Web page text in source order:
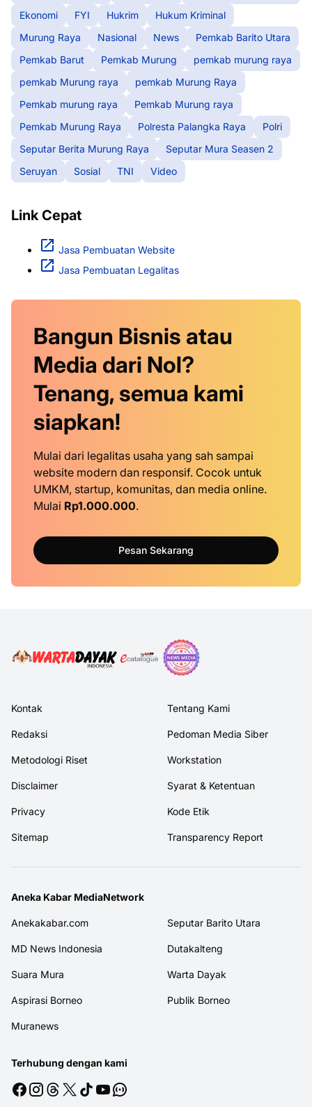
Ekonomi
FYI Hukrim
Hukum Kriminal
Murung Raya
Nasional News
Pemkab Barito Utara
Pemkab Barut
Pemkab Murung
pemkab murung raya
pemkab Murung raya
pemkab Murung Raya
Pemkab murung raya
Pemkab Murung raya
Pemkab Murung Raya
Polresta Palangka Raya
Polri
Seputar Berita Murung Raya
Seputar Mura Seasen 2
Seruyan
Sosial TNI Video
Link Cepat
Jasa Pembuatan Website
Jasa Pembuatan Legalitas
Bangun Bisnis atau
Media dari Nol?
Tenang, semua kami
siapkan!
Mulai dari legalitas usaha yang sah sampai
website modern dan responsif. Cocok untuk
UMKM, startup, komunitas, dan media online.
Mulai Rp1.000.000.
Pesan Sekarang
Kontak Tentang Kami
Redaksi Pedoman Media Siber
Metodologi Riset Workstation
Disclaimer Syarat & Ketentuan
Privacy Kode Etik
Sitemap Transparency Report
Aneka Kabar MediaNetwork
Anekakabar.com Seputar Barito Utara
MD News Indonesia Dutakalteng
Suara Mura Warta Dayak
Aspirasi Borneo Publik Borneo
Muranews
Terhubung dengan kami